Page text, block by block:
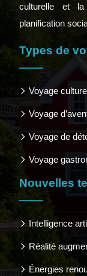
culturelle et la
planification
Types de
Voyage
Voyage
Voyage de
Voyage
Nouvelles
Intelligence
Réalité
Énergies